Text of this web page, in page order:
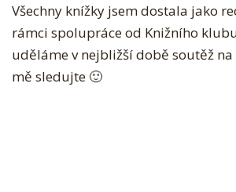
Všechny knížky jsem dostala jako
rámci spolupráce od Knižního
uděláme v nejbližší době soutěž na
mě sledujte 🙂